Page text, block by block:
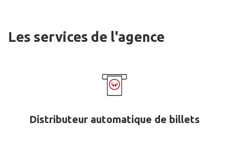
Les services de l'agence
Distributeur automatique de billets